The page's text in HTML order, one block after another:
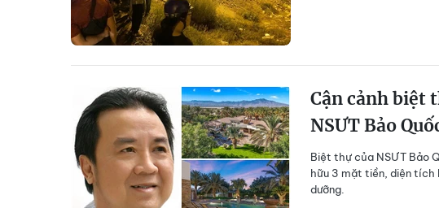
Cận cảnh biệt
NSƯT Bảo
Biệt thự của NSƯT Bảo
hữu 3 mặt tiền, diện tích
dưỡng.